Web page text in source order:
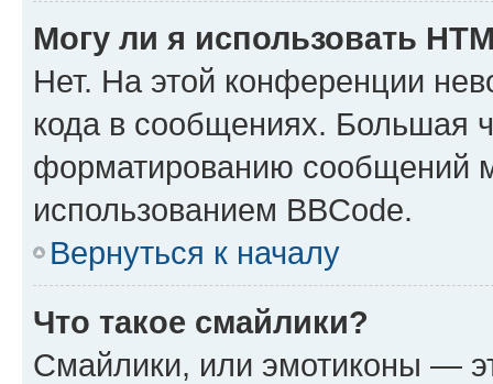
Могу ли я использовать
Нет. На этой конференции
кода в сообщениях. Большая
форматированию сообщений
использованием BBCode.
Вернуться к началу
Что такое смайлики?
Смайлики, или эмотиконы —